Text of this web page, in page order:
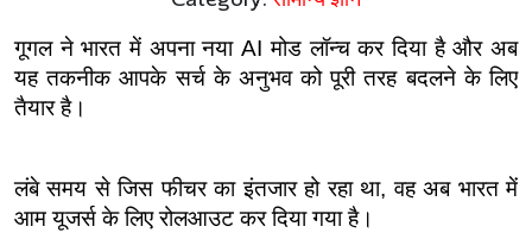
गूगल ने भारत में अपना नया AI मोड लॉन्च कर दिया है और अब
यह तकनीक आपके सर्च के अनुभव को पूरी तरह बदलने के लिए
तैयार है।
लंबे समय से जिस फीचर का इंतजार हो रहा था, वह अब भारत में
आम यूजर्स के लिए रोलआउट कर दिया गया है।